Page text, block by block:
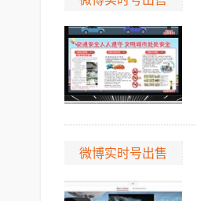
微博实时号出售